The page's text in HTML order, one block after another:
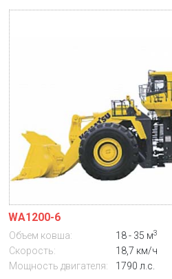
WA1200-6
Объем ковша: 18 - 35 м3
Скорость:
18,7 км/ч
Мощность двигателя:
1790 л.с.